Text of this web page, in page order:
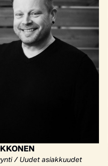
/ Uudet asiakkuudet